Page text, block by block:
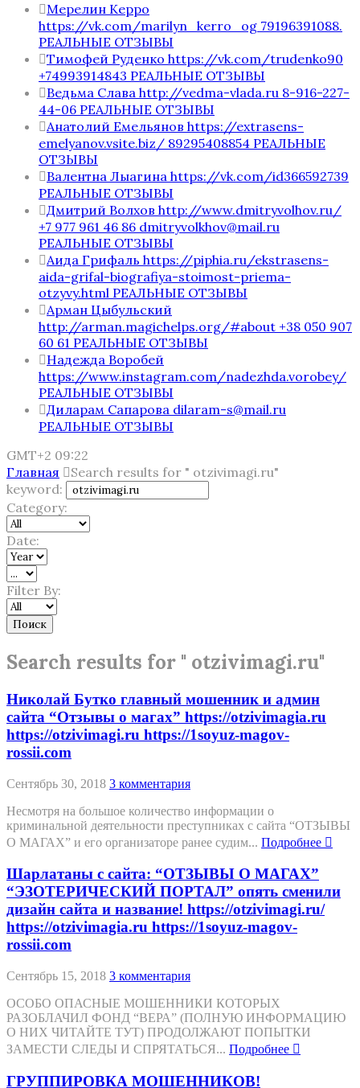
Мерелин Керро
https://vk.com/marilyn_kerro_og 79196391088.
РЕАЛЬНЫЕ ОТЗЫВЫ
Тимофей Руденко https://vk.com/trudenko90
+74993914843 РЕАЛЬНЫЕ ОТЗЫВЫ
Ведьма Слава http://vedma-vlada.ru 8-916-227-
44-06 РЕАЛЬНЫЕ ОТЗЫВЫ
Анатолий Емельянов https://extrasens-
emelyanov.vsite.biz/ 89295408854 РЕАЛЬНЫЕ
ОТЗЫВЫ
Валентна Лыагина https://vk.com/id366592739
РЕАЛЬНЫЕ ОТЗЫВЫ
Дмитрий Волхов http://www.dmitryvolhov.ru/
+7 977 961 46 86 dmitryvolkhov@mail.ru
РЕАЛЬНЫЕ ОТЗЫВЫ
Аида Грифаль https://piphia.ru/ekstrasens-
aida-grifal-biografiya-stoimost-priema-
otzyvy.html РЕАЛЬНЫЕ ОТЗЫВЫ
Арман Цыбульский
http://arman.magichelps.org/#about +38 050 907
60 61 РЕАЛЬНЫЕ ОТЗЫВЫ
Надежда Воробей
https://www.instagram.com/nadezhda.vorobey/
РЕАЛЬНЫЕ ОТЗЫВЫ
Диларам Сапарова dilaram-s@mail.ru
РЕАЛЬНЫЕ ОТЗЫВЫ
GMT+2 09:22
Главная
Search results for " otzivimagi.ru"
keyword:
Category:
Date:
Filter By:
Поиск
Search results for " otzivimagi.ru"
Николай Бутко главный мошенник и админ
сайта “Отзывы о магах” https://otzivimagia.ru
https://otzivimagi.ru https://1soyuz-magov-
rossii.com
Сентябрь 30, 2018 3 комментария
Несмотря на большое количество информации о
криминальной деятельности преступниках с сайта “ОТЗЫВЫ
О МАГАХ” и его организаторе ранее судим... Подробнее
Шарлатаны с сайта: “ОТЗЫВЫ О МАГАХ”
“ЭЗОТЕРИЧЕСКИЙ ПОРТАЛ” опять сменили
дизайн сайта и название! https://otzivimagi.ru/
https://otzivimagia.ru https://1soyuz-magov-
rossii.com
Сентябрь 15, 2018 3 комментария
ОСОБО ОПАСНЫЕ МОШЕННИКИ КОТОРЫХ
РАЗОБЛАЧИЛ ФОНД “ВЕРА” (ПОЛНУЮ ИНФОРМАЦИЮ
О НИХ ЧИТАЙТЕ ТУТ) ПРОДОЛЖАЮТ ПОПЫТКИ
ЗАМЕСТИ СЛЕДЫ И СПРЯТАТЬСЯ... Подробнее
ГРУППИРОВКА МОШЕННИКОВ!